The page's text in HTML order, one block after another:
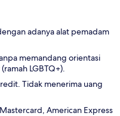
adanya alat pemadam
memandang orientasi
LGBTQ+).
Tidak menerima uang
American Express